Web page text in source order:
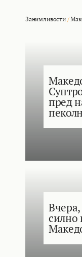
Занимливости/
пред
силно